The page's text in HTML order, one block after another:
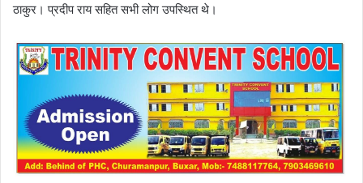
ठाकुर। प्रदीप राय सहित सभी लोग उपस्थित थे।